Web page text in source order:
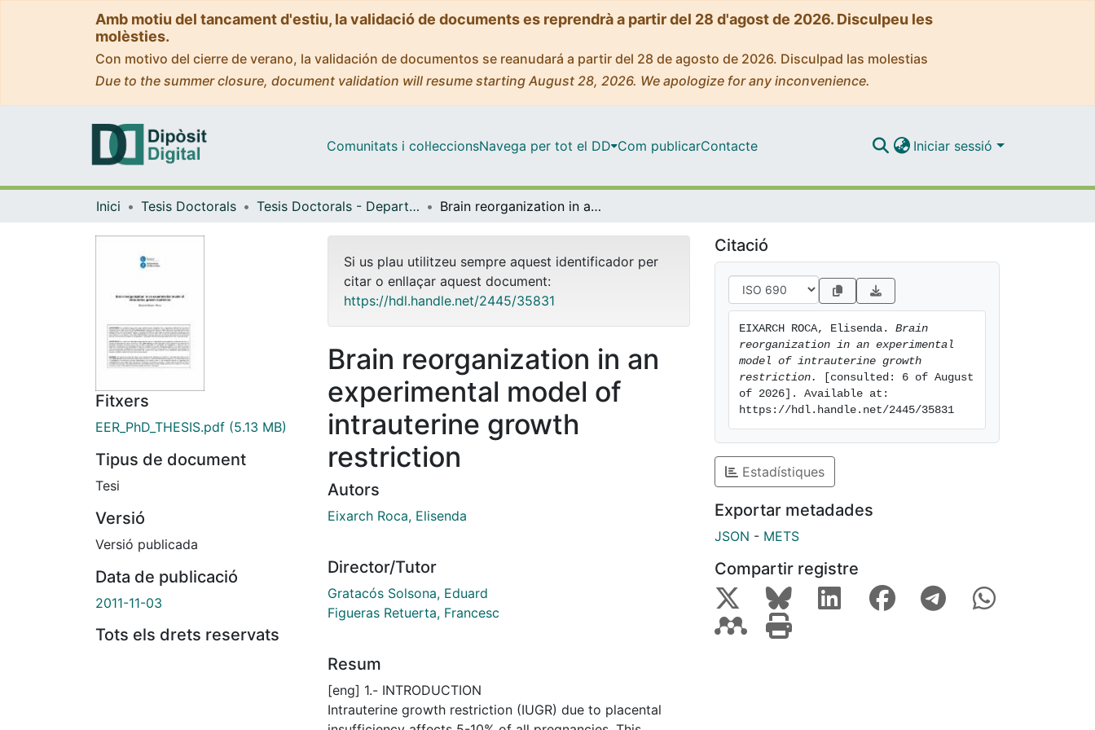
Amb motiu del tancament d'estiu, la validació de documents es reprendrà a partir del 28 d'agost de 2026. Disculpeu les
molèsties.
Con motivo del cierre de verano, la validación de documentos se reanudará a partir del 28 de agosto de 2026. Disculpad las molestias
Due to the summer closure, document validation will resume starting August 28, 2026. We apologize for any inconvenience.
Comunitats i col·leccionsNavega per tot el DD Com publicarContacte Iniciar sessió
Inici Tesis Doctorals Tesis Doctorals - Departament - Obstetrícia i Ginecologia, Pediatria i Radiologia i Medicina Física Brain reorganization in an experimental model of intrauterine growth restriction
Fitxers
EER_PhD_THESIS.pdf (5.13 MB)
Tipus de document
Tesi
Versió
Versió publicada
Data de publicació
2011-11-03
Tots els drets reservats
Si us plau utilitzeu sempre aquest identificador per
citar o enllaçar aquest document:
https://hdl.handle.net/2445/35831
Brain reorganization in an
experimental model of
intrauterine growth
restriction
Autors
Eixarch Roca, Elisenda
Director/Tutor
Gratacós Solsona, Eduard
Figueras Retuerta, Francesc
Resum
[eng] 1.- INTRODUCTION
Intrauterine growth restriction (IUGR) due to placental
Citació
EIXARCH ROCA, Elisenda. Brain
reorganization in an experimental
model of intrauterine growth
restriction.
[consulted: 6 of August
of 2026]. Available at:
https://hdl.handle.net/2445/35831
Estadístiques
Exportar metadades
JSON - METS
Compartir registre